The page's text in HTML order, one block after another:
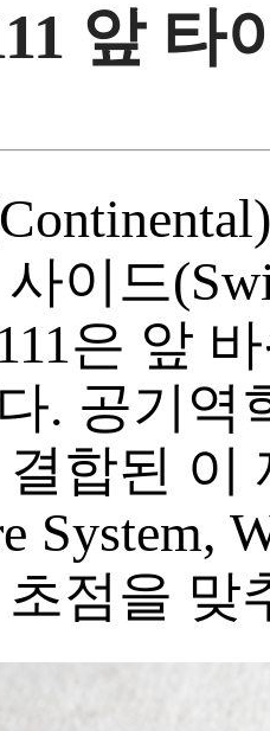
앞 타
이드
은 앞
. 공기역
합된 이
System,
점을 맞